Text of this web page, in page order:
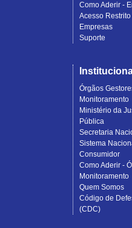
Como Aderir -
Acesso
Empresas
Suporte
Órgãos
Monitoramento
Ministério da
Pública
Secretaria
Sistema
Consumidor
Como Aderir -
Monitoramento
Quem Somos
Código de
(CDC)